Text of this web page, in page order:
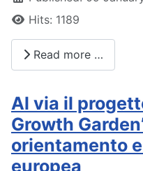
Hits: 1189
Read more …
Al via il
Growth
orientamento
europea